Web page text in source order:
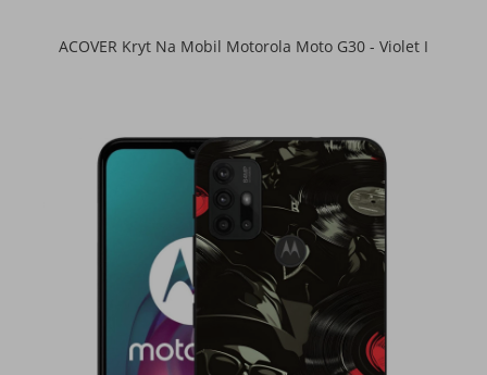
ACOVER Kryt Na Mobil Motorola Moto G30 - Violet I